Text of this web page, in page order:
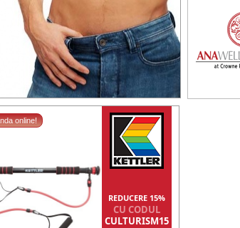
online!
REDUCERE 15%
CU CODUL
CULTURISM15